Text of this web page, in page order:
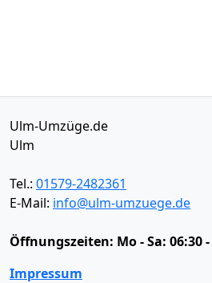
Ulm-Umzüge.de
Ulm
Tel.: 01579-2482361
E-Mail: info@ulm-umzuege.de
Öffnungszeiten: Mo - Sa: 06:30
Impressum